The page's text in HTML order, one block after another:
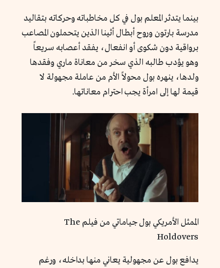
بينما يتدثر المعلم بول في كل مخاطباته وحركاته بتقاليد
مدرسة بارتون وروح أبطال أثينا الذين يتحملون المصاعب
برواقية دون شكوى أو انفعال، يفقد أعصابه سريعاً
وهو يؤدب طالبه الذي سخر من معاناة ماري وفقدها
ولدها، ينهره بول محولاً الأم من عاملة مجهولة لا
قيمة لها إلى امرأة يجب احترام معاناتها.
الممثل الأمريكي بول جياماتي من فيلم The
Holdovers
يدافع بول عن مجهولية يعاني منها بداخله، ورغم